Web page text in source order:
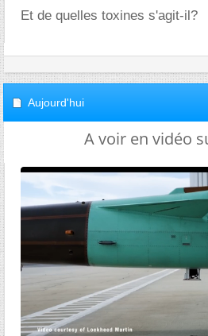
Et de quelles toxines s'agit-il?
Aujourd'hui
A voir en vidéo